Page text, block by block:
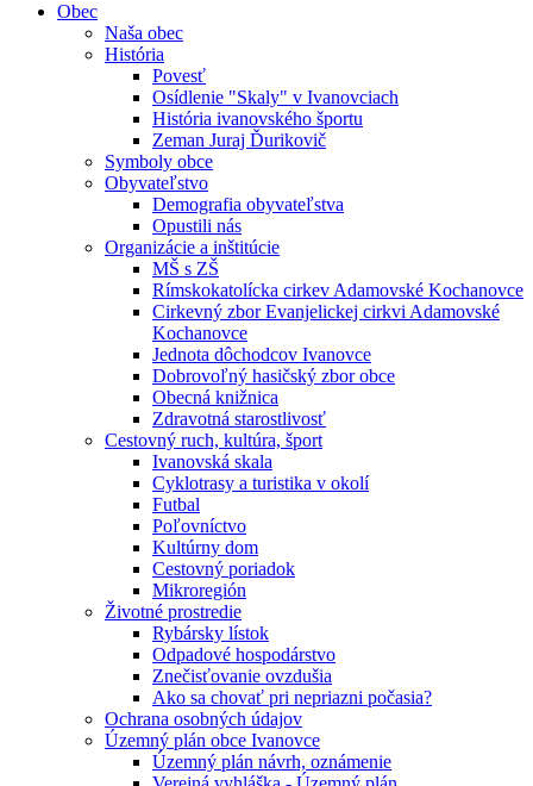
Obec
Naša obec
História
Povesť
Osídlenie "Skaly" v Ivanovciach
História ivanovského športu
Zeman Juraj Ďurikovič
Symboly obce
Obyvateľstvo
Demografia obyvateľstva
Opustili nás
Organizácie a inštitúcie
MŠ s ZŠ
Rímskokatolícka cirkev Adamovské Kochanovce
Cirkevný zbor Evanjelickej cirkvi Adamovské
Kochanovce
Jednota dôchodcov Ivanovce
Dobrovoľný hasičský zbor obce
Obecná knižnica
Zdravotná starostlivosť
Cestovný ruch, kultúra, šport
Ivanovská skala
Cyklotrasy a turistika v okolí
Futbal
Poľovníctvo
Kultúrny dom
Cestovný poriadok
Mikroregión
Životné prostredie
Rybársky lístok
Odpadové hospodárstvo
Znečisťovanie ovzdušia
Ako sa chovať pri nepriazni počasia?
Ochrana osobných údajov
Územný plán obce Ivanovce
Územný plán návrh, oznámenie